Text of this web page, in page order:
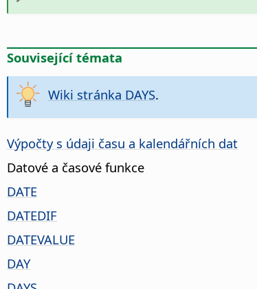
Související témata
Wiki stránka DAYS.
Výpočty s údaji času a kalendářních dat
Datové a časové funkce
DATE
DATEDIF
DATEVALUE
DAY